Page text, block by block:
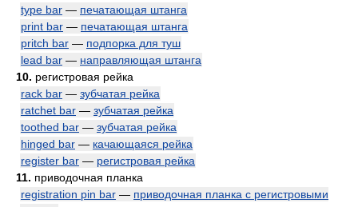
type bar — печатающая штанга
print bar — печатающая штанга
pritch bar — подпорка для туш
lead bar — направляющая штанга
10. регистровая рейка
rack bar — зубчатая рейка
ratchet bar — зубчатая рейка
toothed bar — зубчатая рейка
hinged bar — качающаяся рейка
register bar — регистровая рейка
11. приводочная планка
registration pin bar — приводочная планка с регистровыми